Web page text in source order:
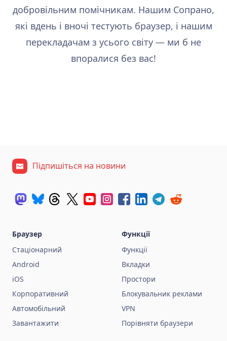
добровільним помічникам. Нашим Сопрано,
які вдень і вночі тестують браузер, і нашим
перекладачам з усього світу — ми б не
впоралися без вас!
Підпишіться на новини
Браузер
Стаціонарний
Android
iOS
Корпоративний
Автомобільний
Завантажити
Функції
Функції
Вкладки
Простори
Блокувальник реклами
VPN
Порівняти браузери